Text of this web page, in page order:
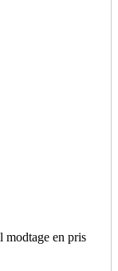
modtage en pris